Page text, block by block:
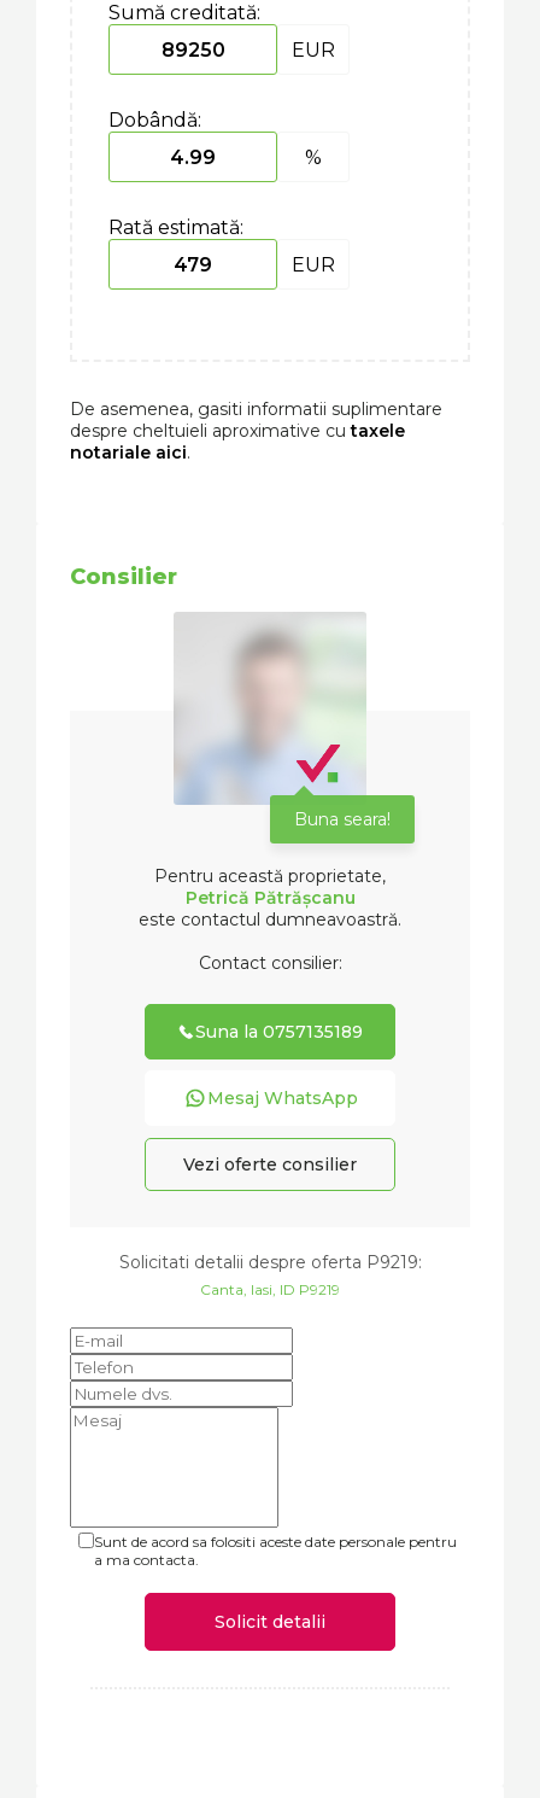
Sumă creditată:
EUR
Dobândă:
%
Rată estimată:
EUR
De asemenea, gasiti informatii suplimentare
despre cheltuieli aproximative cutaxele
notariale aici.
Consilier
Buna seara!
Pentru această proprietate,
Petrică Pătrășcanu
este contactul dumneavoastră.
Contact consilier:
Suna la 0757135189
Mesaj WhatsApp
Vezi oferte consilier
Solicitati detalii despre oferta P9219:
Canta, Iasi, ID P9219
Sunt de acord sa folositi aceste date personale pentru
a ma contacta.
Solicit detalii